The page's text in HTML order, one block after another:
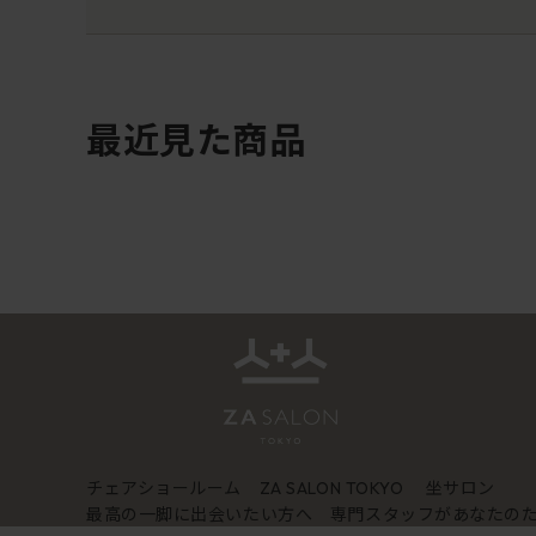
最近見た商品
チェアショールーム ZA SALON TOKYO
坐サロン
最高の一脚に出会いたい方へ 専門スタッフがあなたの